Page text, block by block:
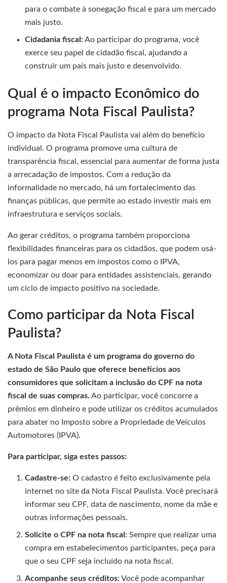
para o combate à sonegação fiscal e para um mercado
mais justo.
Cidadania fiscal:Ao participar do programa, você
exerce seu papel de cidadão fiscal, ajudando a
construir um país mais justo e desenvolvido.
Qual é o impacto Econômico do
programa Nota Fiscal Paulista?
O impacto da Nota Fiscal Paulista vai além do benefício
individual. O programa promove uma cultura de
transparência fiscal, essencial para aumentar de forma justa
a arrecadação de impostos. Com a redução da
informalidade no mercado, há um fortalecimento das
finanças públicas, que permite ao estado investir mais em
infraestrutura e serviços sociais.
Ao gerar créditos, o programa também proporciona
flexibilidades financeiras para os cidadãos, que podem usá-
los para pagar menos em impostos como o IPVA,
economizar ou doar para entidades assistenciais, gerando
um ciclo de impacto positivo na sociedade.
Como participar da Nota Fiscal
Paulista?
A Nota Fiscal Paulista é um programa do governo do
estado de São Paulo que oferece benefícios aos
consumidores que solicitam a inclusão do CPF na nota
fiscal de suas compras. Ao participar, você concorre a
prêmios em dinheiro e pode utilizar os créditos acumulados
para abater no Imposto sobre a Propriedade de Veículos
Automotores (IPVA).
Para participar, siga estes passos:
Cadastre-se: O cadastro é feito exclusivamente pela
internet no site da Nota Fiscal Paulista. Você precisará
informar seu CPF, data de nascimento, nome da mãe e
outras informações pessoais.
Solicite o CPF na nota fiscal: Sempre que realizar uma
compra em estabelecimentos participantes, peça para
que o seu CPF seja incluído na nota fiscal.
Acompanhe seus créditos:Você pode acompanhar